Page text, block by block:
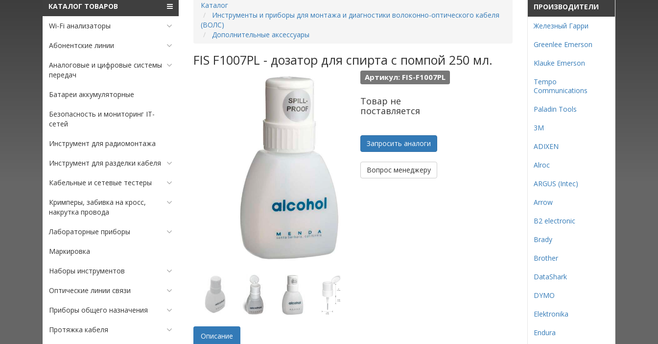
КАТАЛОГ ТОВАРОВ
Wi-Fi анализаторы
Абонентские линии
Аналоговые и цифровые системы
передач
Батареи аккумуляторные
Безопасность и мониторинг IT-
сетей
Инструмент для радиомонтажа
Инструмент для разделки кабеля
Кабельные и сетевые тестеры
Кримперы, забивка на кросс,
накрутка провода
Лабораторные приборы
Маркировка
Наборы инструментов
Оптические линии связи
Приборы общего назначения
Протяжка кабеля
Каталог
Инструменты и приборы для монтажа и диагностики волоконно-оптического кабеля
(ВОЛС)
Дополнительные аксессуары
FIS F1007PL - дозатор для спирта с помпой 250 мл.
Артикул: FIS-F1007PL
Товар не
поставляется
Запросить аналоги
Вопрос менеджеру
Описание
ПРОИЗВОДИТЕЛИ
Железный Гарри
Greenlee Emerson
Klauke Emerson
Tempo
Communications
Paladin Tools
3М
ADIXEN
Alroc
ARGUS (Intec)
Arrow
B2 electronic
Brady
Brother
DataShark
DYMO
Elektronika
Endura